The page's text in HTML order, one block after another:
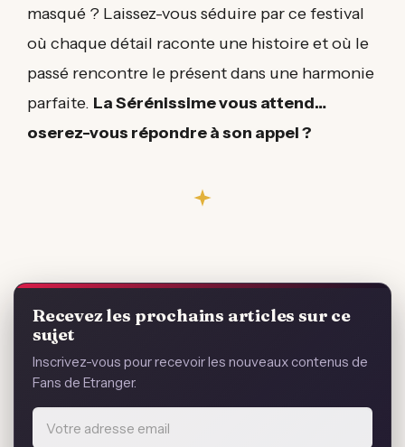
masqué ? Laissez-vous séduire par ce festival
où chaque détail raconte une histoire et où le
passé rencontre le présent dans une harmonie
parfaite. La Sérénissime vous attend…
oserez-vous répondre à son appel ?
Recevez les prochains articles sur ce
sujet
Inscrivez-vous pour recevoir les nouveaux contenus de
Fans de Etranger.